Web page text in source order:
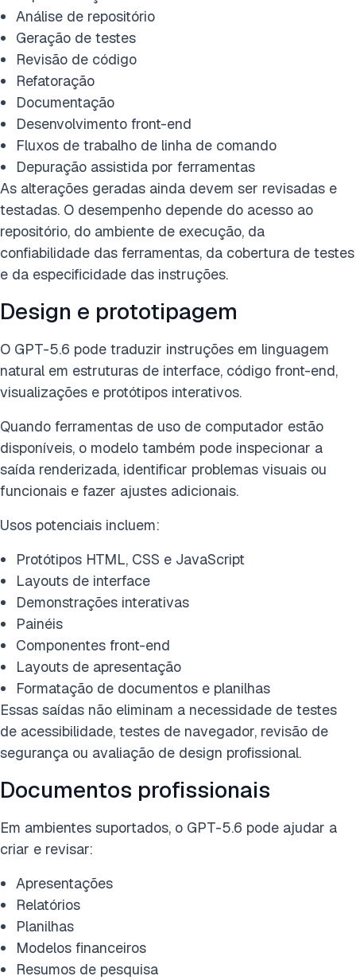
Análise de repositório
Geração de testes
Revisão de código
Refatoração
Documentação
Desenvolvimento front-end
Fluxos de trabalho de linha de comando
Depuração assistida por ferramentas
As alterações geradas ainda devem ser revisadas e
testadas. O desempenho depende do acesso ao
repositório, do ambiente de execução, da
confiabilidade das ferramentas, da cobertura de testes
e da especificidade das instruções.
Design e prototipagem
O GPT-5.6 pode traduzir instruções em linguagem
natural em estruturas de interface, código front-end,
visualizações e protótipos interativos.
Quando ferramentas de uso de computador estão
disponíveis, o modelo também pode inspecionar a
saída renderizada, identificar problemas visuais ou
funcionais e fazer ajustes adicionais.
Usos potenciais incluem:
Protótipos HTML, CSS e JavaScript
Layouts de interface
Demonstrações interativas
Painéis
Componentes front-end
Layouts de apresentação
Formatação de documentos e planilhas
Essas saídas não eliminam a necessidade de testes
de acessibilidade, testes de navegador, revisão de
segurança ou avaliação de design profissional.
Documentos profissionais
Em ambientes suportados, o GPT-5.6 pode ajudar a
criar e revisar:
Apresentações
Relatórios
Planilhas
Modelos financeiros
Resumos de pesquisa